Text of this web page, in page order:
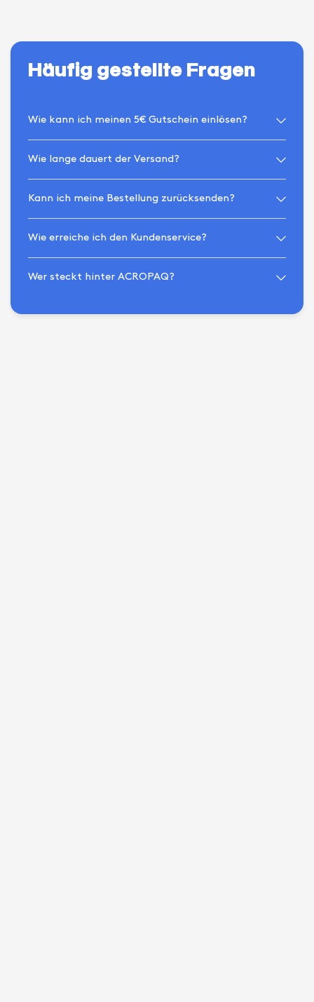
Häufig gestellte Fragen
Wie kann ich meinen 5€ Gutschein einlösen?
Wie lange dauert der Versand?
Kann ich meine Bestellung zurücksenden?
Wie erreiche ich den Kundenservice?
Wer steckt hinter ACROPAQ?